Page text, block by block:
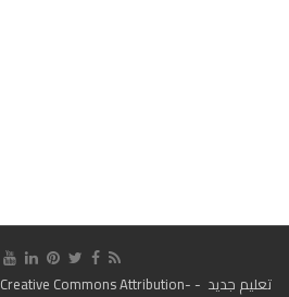
تعليم جديد - This work is licensed under a
Creative Commons Attribution-